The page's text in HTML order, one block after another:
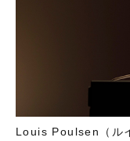
Louis Poulsen（ル